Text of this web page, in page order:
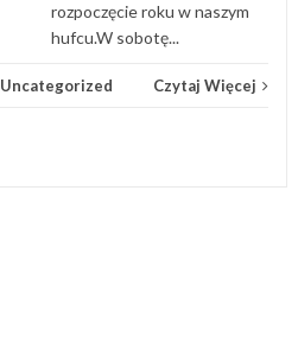
rozpoczęcie roku w naszym
hufcu.W sobotę...
Uncategorized Czytaj Więcej